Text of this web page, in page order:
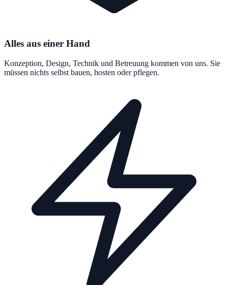
Alles aus einer Hand
Konzeption, Design, Technik und Betreuung kommen von uns. Sie
müssen nichts selbst bauen, hosten oder pflegen.